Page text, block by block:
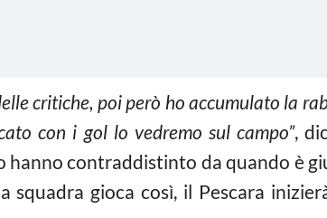
critiche, poi però ho accumulato la
con i gol lo vedremo sul campo”,
contraddistinto da quando è
squadra gioca così, il Pescara